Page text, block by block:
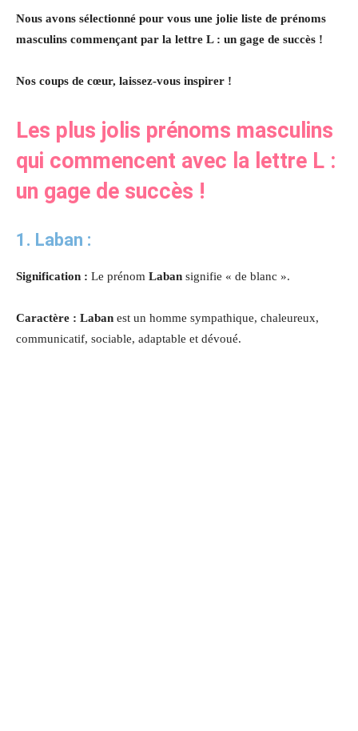
Nous avons sélectionné pour vous une jolie liste de prénoms
masculins commençant par la lettre L : un gage de succès !
Nos coups de cœur, laissez-vous inspirer !
Les plus jolis prénoms masculins
qui commencent avec la lettre L :
un gage de succès !
1. Laban :
Signification : Le prénom Laban signifie « de blanc ».
Caractère : Laban est un homme sympathique, chaleureux,
communicatif, sociable, adaptable et dévoué.